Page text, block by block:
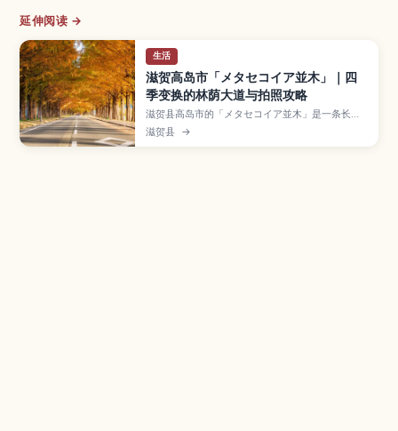
延伸阅读 →
生活
滋贺高岛市「メタセコイア並木」｜四
季变换的林荫大道与拍照攻略
滋贺县高岛市的「メタセコイア並木」是一条长约
2.4公里、种植约500棵水杉的林荫大道，四季呈现
截然不同的美景。文章介绍春季新绿、夏季绿荫、
滋贺县 →